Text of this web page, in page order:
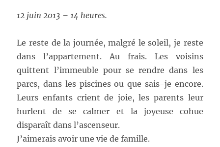
12 juin 2013 – 14 heures.
Le reste de la journée, malgré le soleil, je reste
dans l’appartement. Au frais. Les voisins
quittent l’immeuble pour se rendre dans les
parcs, dans les piscines ou que sais-je encore.
Leurs enfants crient de joie, les parents leur
hurlent de se calmer et la joyeuse cohue
disparaît dans l’ascenseur.
J’aimerais avoir une vie de famille.